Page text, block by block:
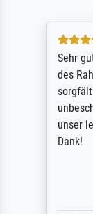
Sehr
des
unser
Dank!